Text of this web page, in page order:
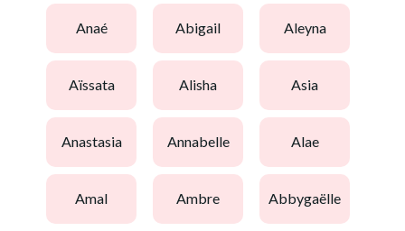
anaé abigail aleyna
aïssata alisha asia
anastasia annabelle alae
amal ambre abbygaëlle